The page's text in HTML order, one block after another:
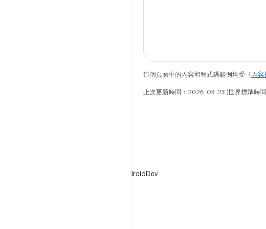
這個頁面中的內容和程式碼範例均受《內容
上次更新時間：2026-03-23 (世界標準時間
在 X 中追蹤 @AndroidDev